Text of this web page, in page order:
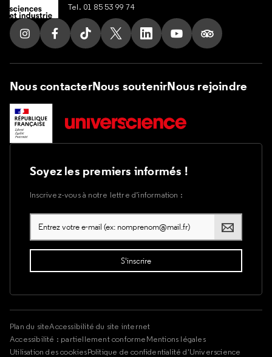
Tel. 01 85 53 99 74
Suivez nous sur Instagram
Suivez nous sur Facebook
Suivez nous sur Tik Tok
Suivez nous sur X
Suivez nous sur LinkedIn
Suivez nous sur
Suivez nous
Nous contacterNous soutenirNous rejoindre
Soyez les premiers informés !
Inscrivez-vous à notre lettre d’information :
Plan du siteAccessibilité du site internet
Accessibilité : partiellement conformeMentions légales
Utilisation des cookiesPolitique de confidentialité d'Universcience